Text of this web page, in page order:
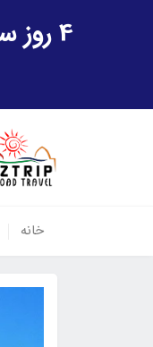
4 روز سفر بیشتر همراه با دیدار از شهر تاریخی خیوه و یک پرواز داخلی ازبکستان هدیه ویژه سفر شهریورماه
خانه